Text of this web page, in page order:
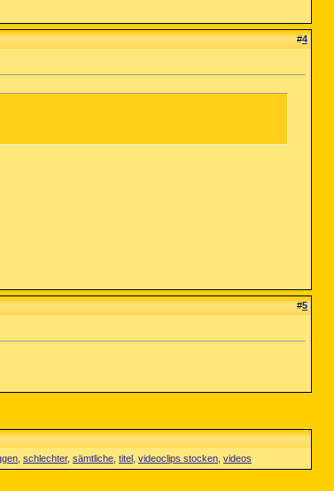
#4
#5
schlechter, sämtliche titel videoclips stocken videos